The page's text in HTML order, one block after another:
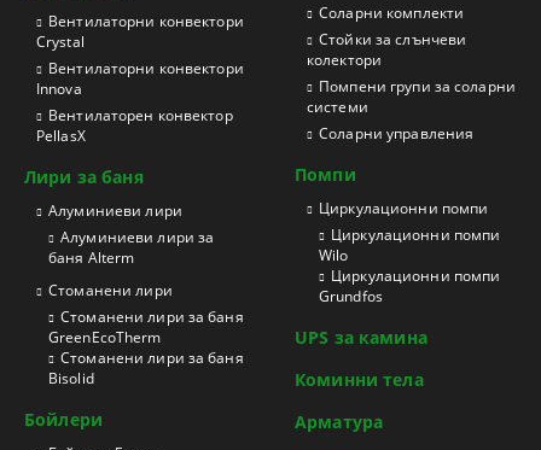
Вентилаторни конвектори
Crystal
Вентилаторни конвектори
Innova
Вентилаторен конвектор
PellasX
Лири за баня
Aлуминиеви лири
Алуминиеви лири за
баня Alterm
Стоманени лири
Стоманени лири за баня
GreenEcoTherm
Стоманени лири за баня
Bisolid
Бойлери
Соларни комплекти
Стойки за слънчеви
колектори
Помпени групи за соларни
системи
Соларни управления
Помпи
Циркулационни помпи
Циркулационни помпи
Wilo
Циркулационни помпи
Grundfos
UPS за камина
Коминни тела
Арматура